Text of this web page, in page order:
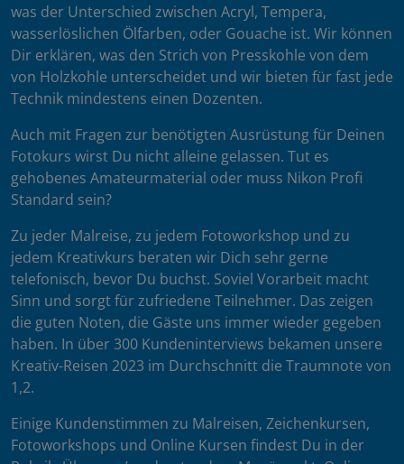
was der Unterschied zwischen Acryl, Tempera,
wasserlöslichen Ölfarben, oder Gouache ist. Wir können
Dir erklären, was den Strich von Presskohle von dem
von Holzkohle unterscheidet und wir bieten für fast jede
Technik mindestens einen Dozenten.
Auch mit Fragen zur benötigten Ausrüstung für Deinen
Fotokurs wirst Du nicht alleine gelassen. Tut es
gehobenes Amateurmaterial oder muss Nikon Profi
Standard sein?
Zu jeder Malreise, zu jedem Fotoworkshop und zu
jedem Kreativkurs beraten wir Dich sehr gerne
telefonisch, bevor Du buchst. Soviel Vorarbeit macht
Sinn und sorgt für zufriedene Teilnehmer. Das zeigen
die guten Noten, die Gäste uns immer wieder gegeben
haben. In über 300 Kundeninterviews bekamen unsere
Kreativ-Reisen 2023 im Durchschnitt die Traumnote von
1,2.
Einige Kundenstimmen zu Malreisen, Zeichenkursen,
Fotoworkshops und Online Kursen findest Du in der